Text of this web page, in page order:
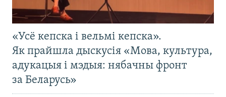
«Усё кепска і вельмі кепска».
Як прайшла дыскусія «Мова, культура,
адукацыя і мэдыя: нябачны фронт
за Беларусь»